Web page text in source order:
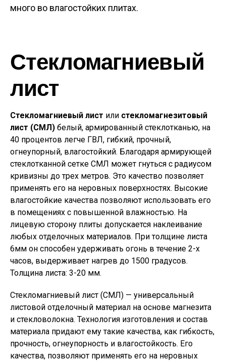
много во влагостойких плитах.
Стекломагниевый
лист
Стекломагниевый лист или стекломагнезитовый
лист (СМЛ) белый, армированный стеклотканью, на
40 процентов легче ГВЛ, гибкий, прочный,
огнеупорный, влагостойкий. Благодаря армирующей
стеклотканной сетке СМЛ может гнуться с радиусом
кривизны до трех метров. Это качество позволяет
применять его на неровных поверхностях. Высокие
влагостойкие качества позволяют использовать его
в помещениях с повышенной влажностью. На
лицевую сторону плиты допускается наклеивание
любых отделочных материалов. При толщине листа
6мм он способен удерживать огонь в течение 2-х
часов, выдерживает нагрев до 1500 градусов.
Толщина листа: 3-20 мм.
Стекломагниевый лист (СМЛ) — универсальный
листовой отделочный материал на основе магнезита
и стекловолокна. Технология изготовления и состав
материала придают ему такие качества, как гибкость,
прочность, огнеупорность и влагостойкость. Его
качества, позволяют применять его на неровных